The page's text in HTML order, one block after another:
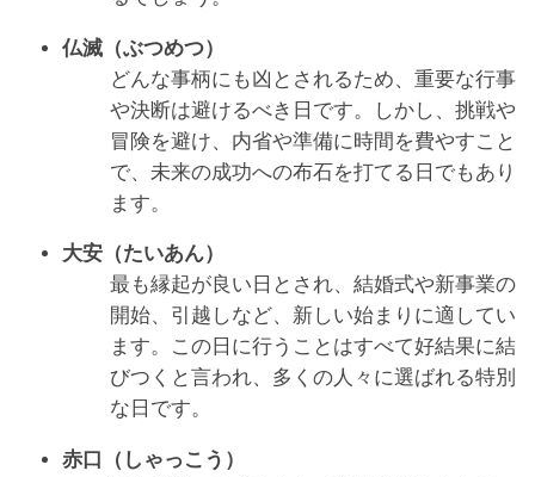
仏滅（ぶつめつ）
どんな事柄にも凶とされるため、重要な行事
や決断は避けるべき日です。しかし、挑戦や
冒険を避け、内省や準備に時間を費やすこと
で、未来の成功への布石を打てる日でもあり
ます。
大安（たいあん）
最も縁起が良い日とされ、結婚式や新事業の
開始、引越しなど、新しい始まりに適してい
ます。この日に行うことはすべて好結果に結
びつくと言われ、多くの人々に選ばれる特別
な日です。
赤口（しゃっこう）